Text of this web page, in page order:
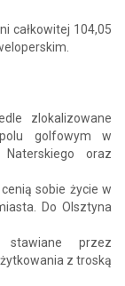
całkowitej 104,05
zlokalizowane
golfowym w
oraz
sobie życie w
Do Olsztyna
stawiane przez
z troską